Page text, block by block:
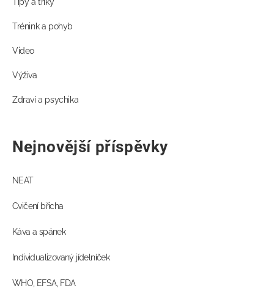
Trénink a pohyb
Video
Výživa
Zdraví a psychika
Nejnovější příspěvky
NEAT
Cvičení břicha
Káva a spánek
Individualizovaný jídelníček
WHO, EFSA, FDA